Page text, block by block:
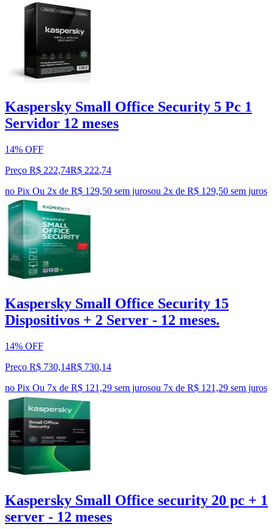
Kaspersky Small Office Security 5 Pc 1
Servidor 12 meses
14% OFF
Preço R$ 222,74R$ 222,74
no Pix Ou 2x de R$ 129,50 sem jurosou 2x de R$ 129,50 sem juros
Kaspersky Small Office Security 15
Dispositivos + 2 Server - 12 meses.
14% OFF
Preço R$ 730,14R$ 730,14
no Pix Ou 7x de R$ 121,29 sem jurosou 7x de R$ 121,29 sem juros
Kaspersky Small Office security 20 pc + 1
server - 12 meses